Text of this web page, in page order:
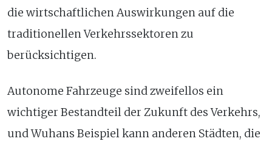
die wirtschaftlichen Auswirkungen auf die
traditionellen Verkehrssektoren zu
berücksichtigen.
Autonome Fahrzeuge sind zweifellos ein
wichtiger Bestandteil der Zukunft des Verkehrs,
und Wuhans Beispiel kann anderen Städten, die